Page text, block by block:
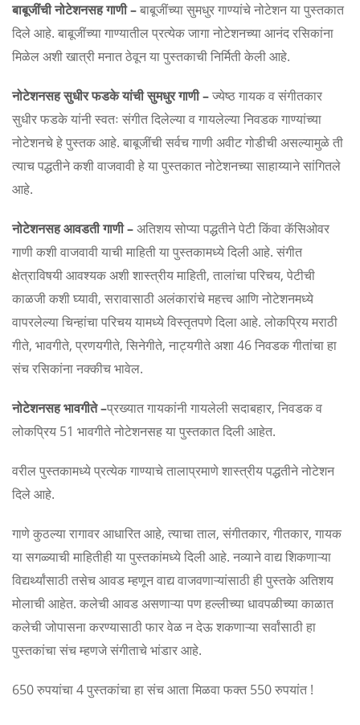
quantity
बाबूजींची नोटेशनसह गाणी –बाबूजींच्या सुमधुर गाण्यांचे नोटेशन या पुस्तकात
दिले आहे. बाबूजींच्या गाण्यातील प्रत्येक जागा नोटेशनच्या आनंद रसिकांना
मिळेल अशी खात्री मनात ठेवून या पुस्तकाची निर्मिती केली आहे.
नोटेशनसह सुधीर फडके यांची सुमधुर गाणी –ज्येष्ठ गायक व संगीतकार
सुधीर फडके यांनी स्वतः संगीत दिलेल्या व गायलेल्या निवडक गाण्यांच्या
नोटेशनचे हे पुस्तक आहे. बाबूजींची सर्वच गाणी अवीट गोडीची असल्यामुळे ती
त्याच पद्धतीने कशी वाजवावी हे या पुस्तकात नोटेशनच्या साहाय्याने सांगितले
आहे.
नोटेशनसह आवडती गाणी –अतिशय सोप्या पद्धतीने पेटी किंवा कॅसिओवर
गाणी कशी वाजवावी याची माहिती या पुस्तकामध्ये दिली आहे. संगीत
क्षेत्राविषयी आवश्यक अशी शास्त्रीय माहिती, तालांचा परिचय, पेटीची
काळजी कशी घ्यावी, सरावासाठी अलंकारांचे महत्त्व आणि नोटेशनमध्ये
वापरलेल्या चिन्हांचा परिचय यामध्ये विस्तृतपणे दिला आहे. लोकप्रिय मराठी
गीते, भावगीते, प्रणयगीते, सिनेगीते, नाट्यगीते अशा 46 निवडक गीतांचा हा
संच रसिकांना नक्कीच भावेल.
नोटेशनसह भावगीते –प्रख्यात गायकांनी गायलेली सदाबहार, निवडक व
लोकप्रिय 51 भावगीते नोटेशनसह या पुस्तकात दिली आहेत.
वरील पुस्तकामध्ये प्रत्येक गाण्याचे तालाप्रमाणे शास्त्रीय पद्धतीने नोटेशन
दिले आहे.
गाणे कुठल्या रागावर आधारित आहे, त्याचा ताल, संगीतकार, गीतकार, गायक
या सगळ्याची माहितीही या पुस्तकांमध्ये दिली आहे. नव्याने वाद्य शिकणाऱ्या
विद्यर्थ्यांसाठी तसेच आवड म्हणून वाद्य वाजवणाऱ्यांसाठी ही पुस्तके अतिशय
मोलाची आहेत. कलेची आवड असणाऱ्या पण हल्लीच्या धावपळीच्या काळात
कलेची जोपासना करण्यासाठी फार वेळ न देऊ शकणाऱ्या सर्वांसाठी हा
पुस्तकांचा संच म्हणजे संगीताचे भांडार आहे.
650 रुपयांचा 4 पुस्तकांचा हा संच आता मिळवा फक्त 550 रुपयांत !